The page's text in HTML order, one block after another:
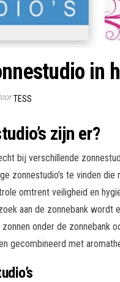
in
TESS
zijn er?
bij verschillende
zonnestudio’s te vinden
omtrent veiligheid en
aan de zonnebank
zonnen onder de zonnebank
gecombineerd met